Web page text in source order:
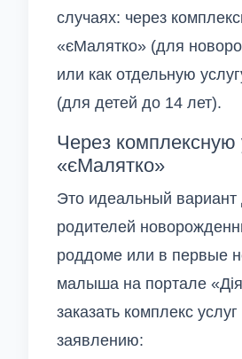
случаях: через
«єМалятко» (для
или как отдельную
(для детей до 14 лет).
Через комплексную
«єМалятко»
Это идеальный вариант
родителей
роддоме или в первые
малыша на портале
заказать комплекс
заявлению: